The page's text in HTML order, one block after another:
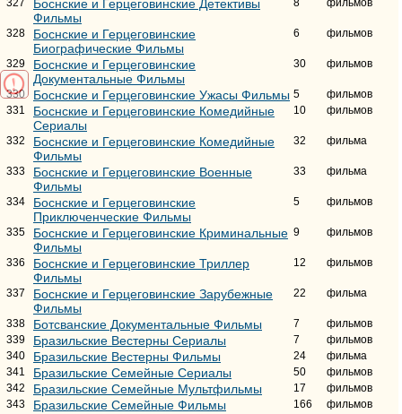
327
Боснские и Герцеговинские Детективы
Фильмы
8 фильмов
328
Боснские и Герцеговинские
Биографические Фильмы
6 фильмов
329
Боснские и Герцеговинские
Документальные Фильмы
30 фильмов
330 Боснские и Герцеговинские Ужасы Фильмы 5
фильмов
331
Боснские и Герцеговинские Комедийные
Сериалы
10 фильмов
332
Боснские и Герцеговинские Комедийные
Фильмы
32 фильма
333
Боснские и Герцеговинские Военные
Фильмы
33 фильма
334
Боснские и Герцеговинские
Приключенческие Фильмы
5 фильмов
335
Боснские и Герцеговинские Криминальные
Фильмы
9 фильмов
336
Боснские и Герцеговинские Триллер
Фильмы
12 фильмов
337
Боснские и Герцеговинские Зарубежные
Фильмы
22 фильма
338 Ботсванские Документальные Фильмы 7
фильмов
339
Бразильские Вестерны Сериалы 7
фильмов
340
Бразильские Вестерны Фильмы 24
фильма
341
Бразильские Семейные Сериалы 50
фильмов
342
Бразильские Семейные Мультфильмы 17
фильмов
343
Бразильские Семейные Фильмы 166
фильмов